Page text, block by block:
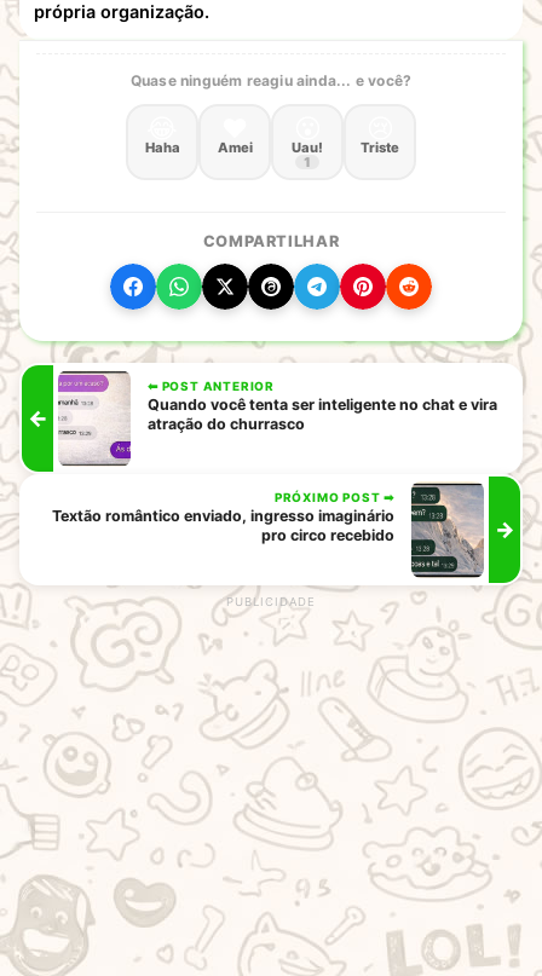
própria organização.
Quase ninguém reagiu ainda... e você?
Haha Amei
Uau!
1
Triste
COMPARTILHAR
←
⬅ POST ANTERIOR
Quando você tenta ser inteligente no chat e vira
atração do churrasco
PRÓXIMO POST ➡
Textão romântico enviado, ingresso imaginário
pro circo recebido
→
rodape